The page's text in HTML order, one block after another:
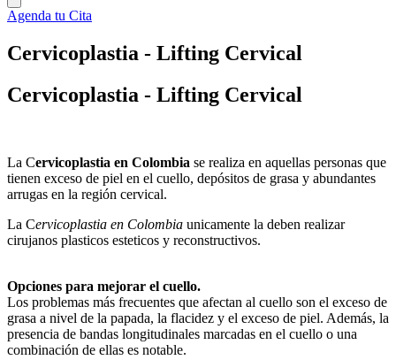
Agenda tu Cita
Cervicoplastia - Lifting Cervical
Cervicoplastia - Lifting Cervical
La Cervicoplastia en Colombia se realiza en aquellas personas que
tienen exceso de piel en el cuello, depósitos de grasa y abundantes
arrugas en la región cervical.
La Cervicoplastia en Colombia unicamente la deben realizar
cirujanos plasticos esteticos y reconstructivos.
Opciones para mejorar el cuello.
Los problemas más frecuentes que afectan al cuello son el exceso de
grasa a nivel de la papada, la flacidez y el exceso de piel. Además, la
presencia de bandas longitudinales marcadas en el cuello o una
combinación de ellas es notable.